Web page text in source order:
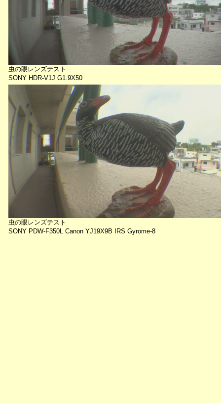
虫の眼レンズテスト
SONY HDR-V1J G1.9X50
虫の眼レンズテスト
SONY PDW-F350L Canon YJ19X9B IRS Gyrome-8